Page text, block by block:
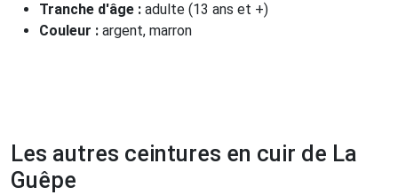
Tranche d'âge : adulte (13 ans et +)
Couleur : argent, marron
Les autres ceintures en cuir de La
Guêpe